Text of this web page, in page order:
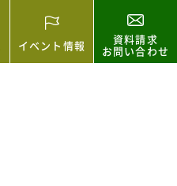
イベント情報 資料請求
お問い合わせ